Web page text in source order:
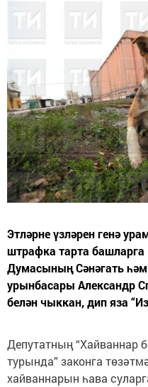
Этләрне үзләрен генә
штрафка тарта
Думасының Сәнәгать һәм
урынбасары Александр
белән чыккан, дип яза
Депутатның “Хайваннар
турында” законга
хайваннарын һава